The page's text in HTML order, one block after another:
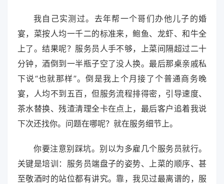
我自己实测过。去年帮一个哥们办他儿子的婚
宴，菜按人均一千二的标准来，鲍鱼、龙虾、和牛全
上了。结果呢？服务员人手不够，上菜间隔超过二十
分钟，酒倒到一半瓶子空了没人换。最后那桌亲戚私
下说“也就那样”。倒是我上个月接了个普通商务晚
宴，人均不到五百，但服务流程排得密，引导速度、
茶水替换、残渣清理全卡在点上，最后客户追着我说
下次还找你。问题在哪呢？就在服务细节上。
你要注意别踩坑。别以为多雇几个服务员就行。
关键是培训：服务员端盘子的姿势、上菜的顺序、甚
至敬酒时的站位都有讲究。靠，我见过最离谱的，服